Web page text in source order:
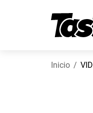
Inicio